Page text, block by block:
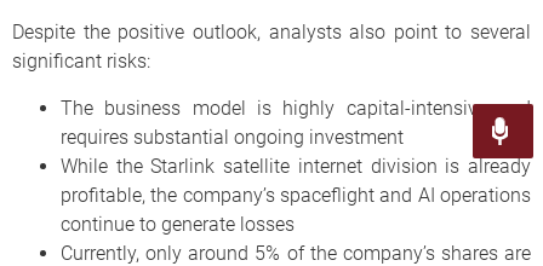
Despite the positive outlook, analysts also point to several
significant risks:
The business model is highly capital-intensive and
requires substantial ongoing investment
While the Starlink satellite internet division is already
profitable, the company’s spaceflight and AI operations
continue to generate losses
Currently, only around 5% of the company’s shares are